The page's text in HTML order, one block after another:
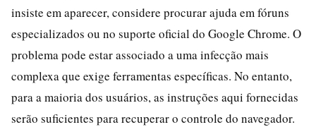
insiste em aparecer, considere procurar ajuda em fóruns
especializados ou no suporte oficial do Google Chrome. O
problema pode estar associado a uma infecção mais
complexa que exige ferramentas específicas. No entanto,
para a maioria dos usuários, as instruções aqui fornecidas
serão suficientes para recuperar o controle do navegador.